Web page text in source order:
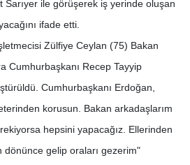
Sarıyer ile görüşerek iş yerinde oluşan
ifade etti.
Zülfiye Ceylan (75) Bakan
Cumhurbaşkanı Recep Tayyip
Cumhurbaşkanı Erdoğan,
korusun. Bakan arkadaşlarım
hepsini yapacağız. Ellerinden
gelip oraları gezerim"